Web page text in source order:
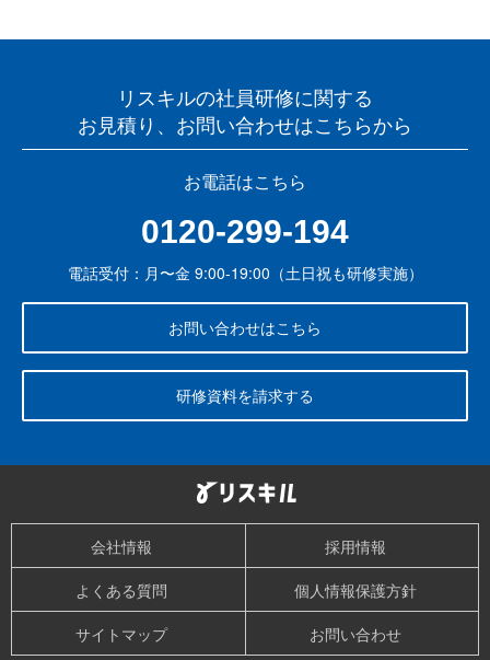
リスキルの社員研修に関する
お見積り、お問い合わせはこちらから
お電話はこちら
0120-299-194
電話受付：月〜金 9:00-19:00（土日祝も研修実施）
お問い合わせはこちら
研修資料を請求する
会社情報
採用情報
よくある質問
個人情報保護方針
サイトマップ
お問い合わせ